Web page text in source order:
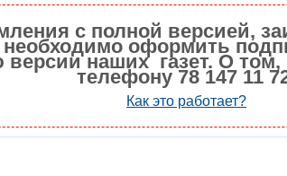
с полной версией,
оформить
версии наших газет. О
телефону 78 147 11
Как это работает?